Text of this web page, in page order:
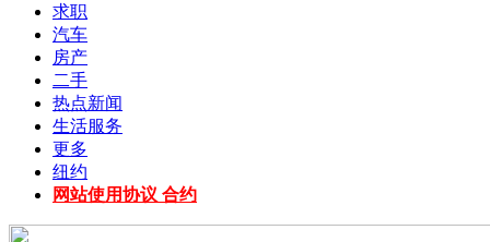
求职
汽车
房产
二手
热点新闻
生活服务
更多
纽约
网站使用协议 合约